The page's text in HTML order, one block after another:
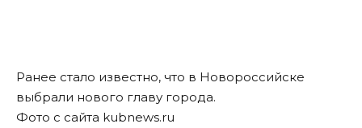
Ранее стало известно, что в Новороссийске
выбрали нового главу города.
Фото с сайта kubnews.ru